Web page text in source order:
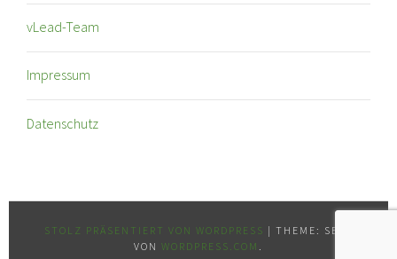
vLead-Team
Impressum
Datenschutz
STOLZ PRÄSENTIERT VON WORDPRESS | THEME: SELA
VON WORDPRESS.COM .